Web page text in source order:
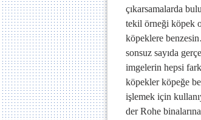
çıkarsamalarda
tekil örneği köpek
köpeklere
sonsuz sayıda
imgelerin hepsi
köpekler köpeğe
işlemek için
der Rohe